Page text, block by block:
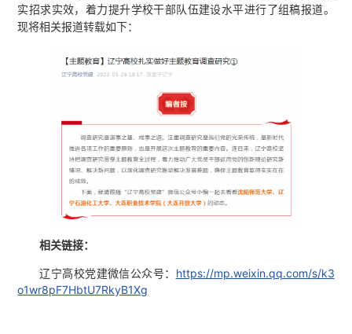
实招求实效，着力提升学校干部队伍建设水平进行了组稿报道。
现将相关报道转载如下：
相关链接：
辽宁高校党建微信公众号： https://mp.weixin.qq.com/s/k3
o1wr8pF7HbtU7RkyB1Xg